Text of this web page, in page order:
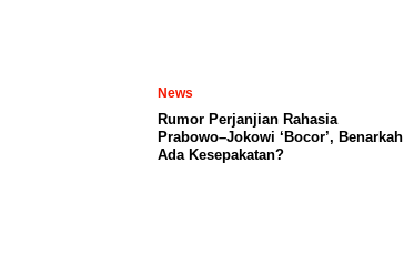
News
Rumor Perjanjian Rahasia
Prabowo–Jokowi ‘Bocor’, Benarkah
Ada Kesepakatan?